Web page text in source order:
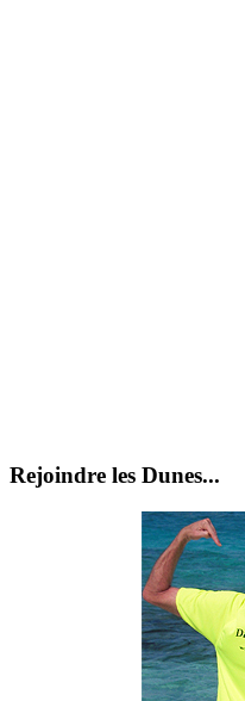
Rejoindre les Dunes...